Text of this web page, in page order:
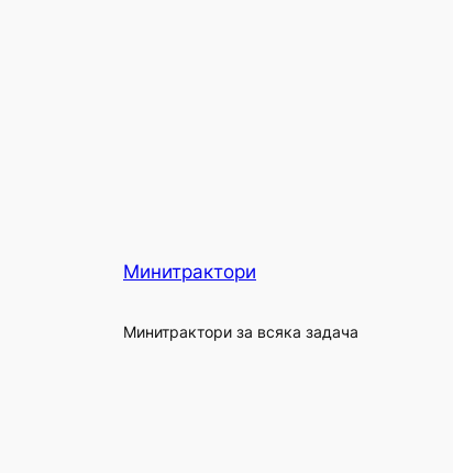
Минитрактори
Минитрактори за всяка задача